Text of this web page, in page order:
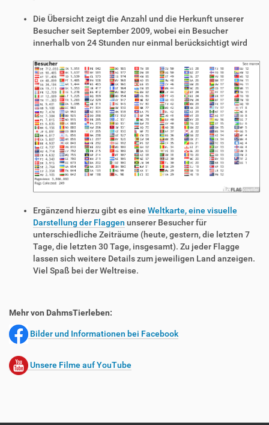
Die Übersicht zeigt die Anzahl und die Herkunft unserer
Besucher seit September 2009, wobei ein Besucher
innerhalb von 24 Stunden nur einmal berücksichtigt wird
Ergänzend hierzu gibt es eine Weltkarte, eine visuelle
Darstellung der Flaggen unserer Besucher für
unterschiedliche Zeiträume (heute, gestern, die letzten 7
Tage, die letzten 30 Tage, insgesamt). Zu jeder Flagge
lassen sich weitere Details zum jeweiligen Land anzeigen.
Viel Spaß bei der Weltreise.
Mehr von DahmsTierleben:
Bilder und Informationen bei Facebook
Unsere Filme auf YouTube